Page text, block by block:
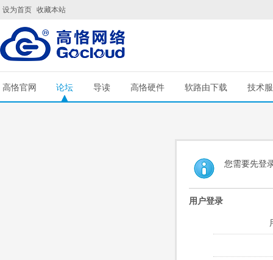
设为首页 收藏本站
高恪官网 论坛 导读 高恪硬件 软路由下载 技术
您需要先登
用户登录